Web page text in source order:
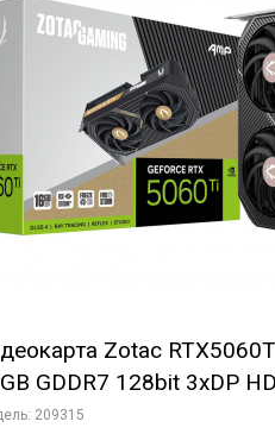
Zotac
GDDR7 128bit 3xDP
MEDIUM PACK
209315